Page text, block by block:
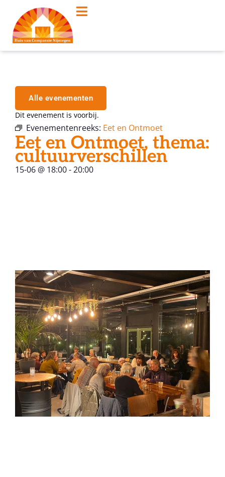
Alle evenementen
Dit evenement is voorbij.
Evenementenreeks: Eet en Ontmoet
Eet en Ontmoet, thema:
cultuurverschillen
15-06 @ 18:00-20:00